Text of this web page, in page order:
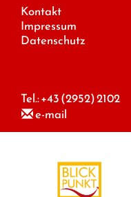
Kontakt
Impressum
Datenschutz
Tel.:+43 (2952) 2102
e-mail